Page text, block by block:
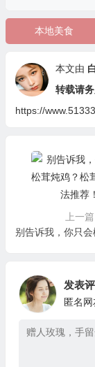
本地美食
本文由
转载请
https://
上一篇
发表
匿名网